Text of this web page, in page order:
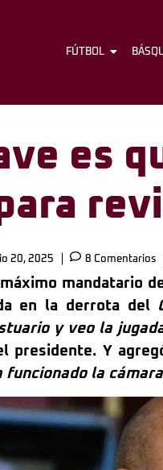
FÚTBOL
es
20, 2025 8 Comentarios
mandatario
en la derrota del
y veo la
presidente. Y
funcionado la